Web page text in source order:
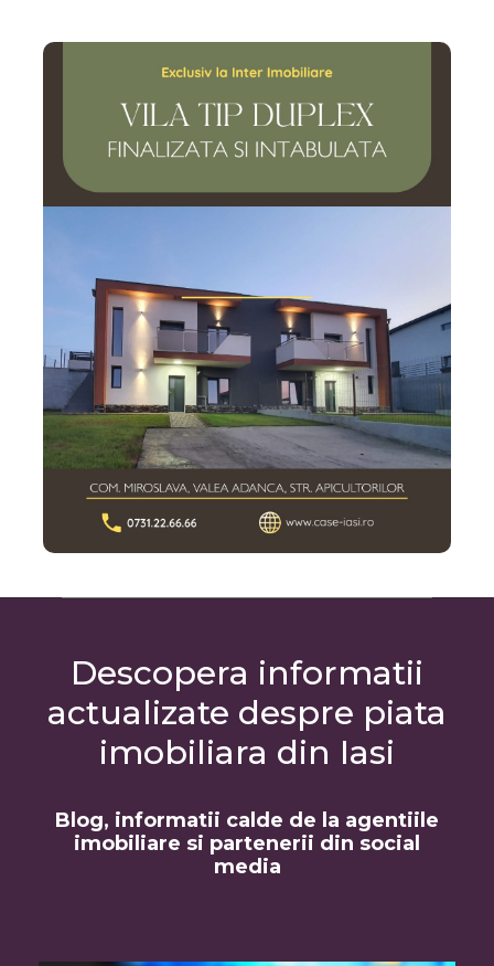
Descopera informatii
actualizate despre piata
imobiliara din Iasi
Blog, informatii calde de la agentiile
imobiliare si partenerii din social
media